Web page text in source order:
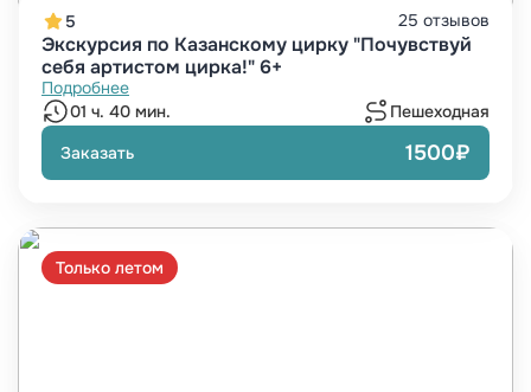
5 25 отзывов
Экскурсия по Казанскому цирку "Почувствуй
себя артистом цирка!" 6+
Подробнее
01 ч. 40 мин.
Пешеходная
Заказать
1500₽
Только летом